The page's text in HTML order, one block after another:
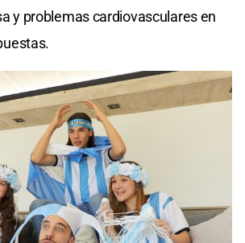
y problemas cardiovasculares en